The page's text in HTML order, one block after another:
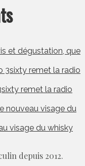
et dégustation, que
3sixty remet la radio
remet la radio
nouveau visage du
visage du whisky
depuis 2012.